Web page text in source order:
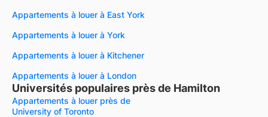
Appartements à louer à East York
Appartements à louer à York
Appartements à louer à Kitchener
Appartements à louer à London
Universités populaires près de Hamilton
Appartements à louer près de
University of Toronto